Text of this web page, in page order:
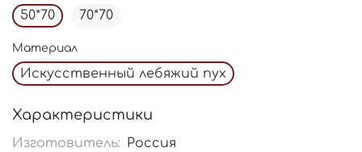
50*70 70*70
Материал
Искусственный лебяжий пух
Характеристики
Изготовитель:
Россия